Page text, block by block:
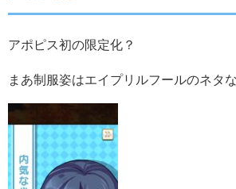
アポピス初の限定化？
まあ制服姿はエイプリルフールのネタ